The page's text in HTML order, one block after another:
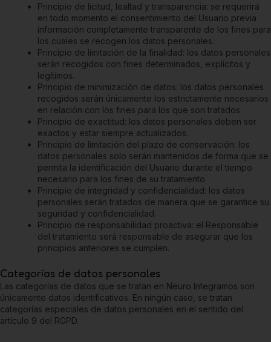
Principio de licitud, lealtad y transparencia: se requerirá
en todo momento el consentimiento del Usuario previa
información completamente transparente de los fines para
los cuales se recogen los datos personales.
Principio de limitación de la finalidad: los datos personales
serán recogidos con fines determinados, explícitos y
legítimos.
Principio de minimización de datos: los datos personales
recogidos serán únicamente los estrictamente necesarios
en relación con los fines para los que son tratados.
Principio de exactitud: los datos personales deben ser
exactos y estar siempre actualizados.
Principio de limitación del plazo de conservación: los
datos personales solo serán mantenidos de forma que se
permita la identificación del Usuario durante el tiempo
necesario para los fines de su tratamiento.
Principio de integridad y confidencialidad: los datos
personales serán tratados de manera que se garantice su
seguridad y confidencialidad.
Principio de responsabilidad proactiva: el Responsable
del tratamiento será responsable de asegurar que los
principios anteriores se cumplen.
Categorías de datos personales
Las categorías de datos que se tratan en Neuro Integramos son
únicamente datos identificativos. En ningún caso, se tratan
categorías especiales de datos personales en el sentido del
artículo 9 del RGPD.